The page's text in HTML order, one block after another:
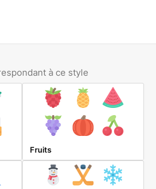
à ce style
Fruits